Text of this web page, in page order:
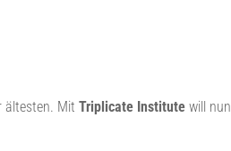
ältesten. Mit Triplicate Institute will nun